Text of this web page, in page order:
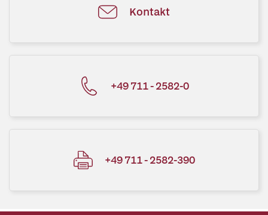
Kontakt
+49 711 - 2582-0
+49 711 - 2582-390